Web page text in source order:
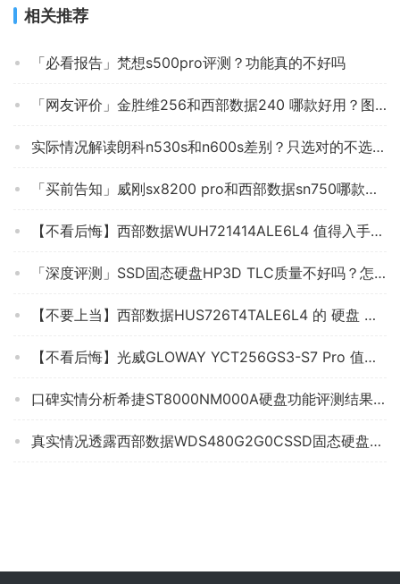
很实惠，比我在实体店看的便宜很多
深入解读影驰铁甲战将240和金士顿a400 哪个更好用？谁
« 上一篇 2022/09/16 07:06
「必看分析」小能人X6和X29哪款更适合？评测质量好不
下一篇 »
2022/09/16 07:14